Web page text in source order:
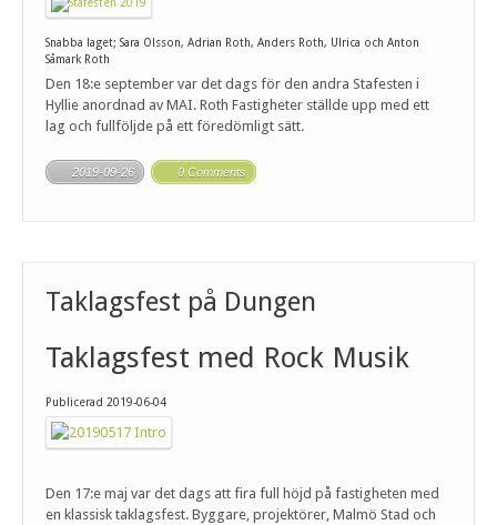
Snabba laget; Sara Olsson, Adrian Roth, Anders Roth, Ulrica och Anton
Såmark Roth
Den 18:e september var det dags för den andra Stafesten i
Hyllie anordnad av MAI. Roth Fastigheter ställde upp med ett
lag och fullföljde på ett föredömligt sätt.
2019-09-26 0 Comments
Taklagsfest på Dungen
Taklagsfest med Rock Musik
Publicerad 2019-06-04
Den 17:e maj var det dags att fira full höjd på fastigheten med
en klassisk taklagsfest. Byggare, projektörer, Malmö Stad och